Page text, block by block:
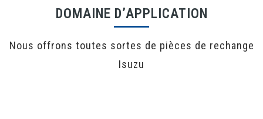
DOMAINE D’APPLICATION
Nous offrons toutes sortes de pièces de rechange
Isuzu